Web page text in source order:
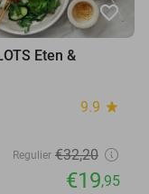
favorite_border
Eten &
9.9 star
Regulier €32,20
€19,95